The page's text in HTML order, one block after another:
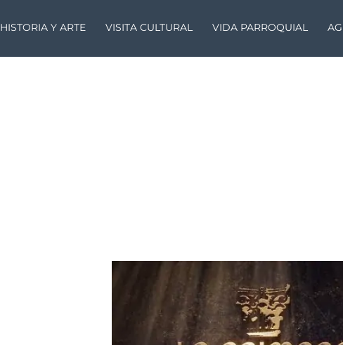
HISTORIA Y ARTE VISITA CULTURAL VIDA PARROQUIAL